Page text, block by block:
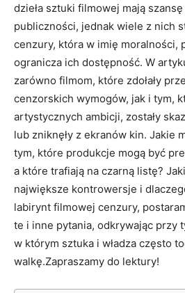
⁣dzieła ⁣sztuki filmowej mają
publiczności, jednak wiele z nich
cenzury, która w imię ‌moralności,
‍ogranicza ich dostępność. W
zarówno filmom, które zdołały
cenzorskich wymogów, jak i tym,
artystycznych ambicji, zostały
lub⁤ zniknęły z ekranów kin. Jakie
tym, które⁤ produkcje mogą być
a które trafiają na czarną listę?
największe kontrowersje i
labirynt filmowej cenzury,
te⁢ i inne pytania, odkrywając przy
w którym sztuka i władza często
walkę.Zapraszamy do lektury!